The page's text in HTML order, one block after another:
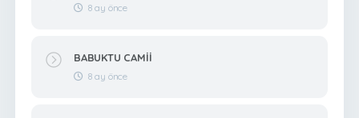
8 ay önce
BABUKTU CAMİİ
8 ay önce